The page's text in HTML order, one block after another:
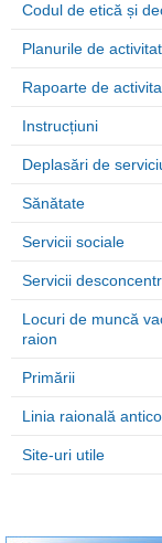
Codul de etică și
Planurile de
Rapoarte de
Instrucțiuni
Deplasări de
Sănătate
Servicii sociale
Servicii
Locuri de muncă
raion
Primării
Linia raională
Site-uri utile